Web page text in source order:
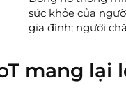
sức khỏe của
gia đình; người
mang lại